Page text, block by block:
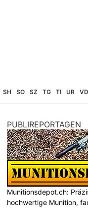
SH SO SZ TG TI UR VD
PUBLIREPORTAGEN
Munitionsdepot.ch:
hochwertige Munition,